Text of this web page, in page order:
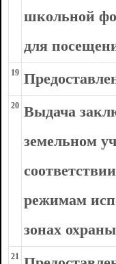
школьной
для
19
20 Выдача
земельном
режимам
зонах
21